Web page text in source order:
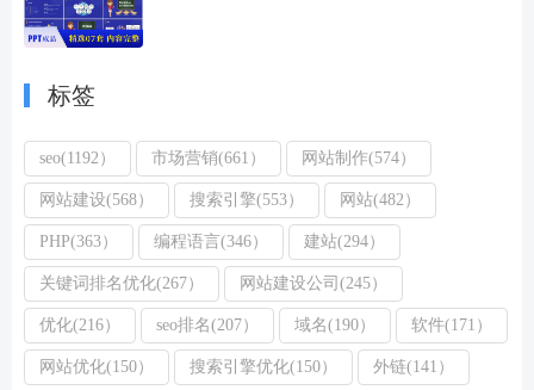
标签
seo(1192） 市场营销(661） 网站制作(574）
网站建设(568） 搜索引擎(553） 网站(482）
PHP(363） 编程语言(346） 建站(294）
关键词排名优化(267） 网站建设公司(245）
优化(216） seo排名(207） 域名(190） 软件(171）
网站优化(150） 搜索引擎优化(150） 外链(141）